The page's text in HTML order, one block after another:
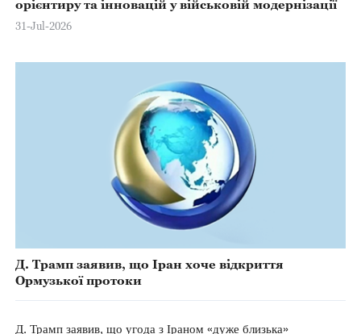
орієнтиру та інновацій у військовій модернізації
31-Jul-2026
Д. Трамп заявив, що Іран хоче відкриття
Ормузької протоки
Д. Трамп заявив, що угода з Іраном «дуже близька»